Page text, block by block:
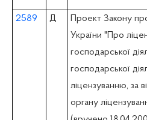
2589 Д
Проект Закону
України "Про
господарської
господарської
ліцензуванню, за
органу